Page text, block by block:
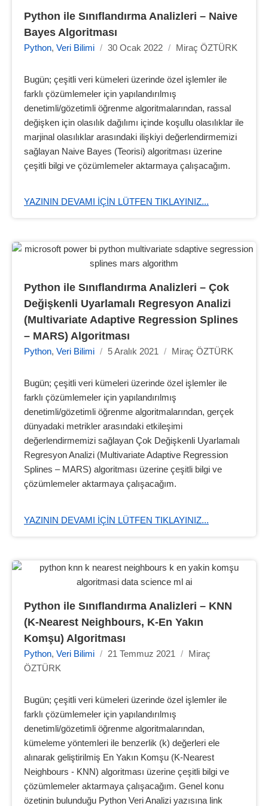
Python ile Sınıflandırma Analizleri – Naive
Bayes Algoritması
Python, Veri Bilimi / 30 Ocak 2022 / Miraç ÖZTÜRK
Bugün; çeşitli veri kümeleri üzerinde özel işlemler ile
farklı çözümlemeler için yapılandırılmış
denetimli/gözetimli öğrenme algoritmalarından, rassal
değişken için olasılık dağılımı içinde koşullu olasılıklar ile
marjinal olasılıklar arasındaki ilişkiyi değerlendirmemizi
sağlayan Naive Bayes (Teorisi) algoritması üzerine
çeşitli bilgi ve çözümlemeler aktarmaya çalışacağım.
YAZININ DEVAMI IÇIN LÜTFEN TIKLAYINIZ...
Python ile Sınıflandırma Analizleri – Çok
Değişkenli Uyarlamalı Regresyon Analizi
(Multivariate Adaptive Regression Splines
– MARS) Algoritması
Python, Veri Bilimi / 5 Aralık 2021 / Miraç ÖZTÜRK
Bugün; çeşitli veri kümeleri üzerinde özel işlemler ile
farklı çözümlemeler için yapılandırılmış
denetimli/gözetimli öğrenme algoritmalarından, gerçek
dünyadaki metrikler arasındaki etkileşimi
değerlendirmemizi sağlayan Çok Değişkenli Uyarlamalı
Regresyon Analizi (Multivariate Adaptive Regression
Splines – MARS) algoritması üzerine çeşitli bilgi ve
çözümlemeler aktarmaya çalışacağım.
YAZININ DEVAMI IÇIN LÜTFEN TIKLAYINIZ...
Python ile Sınıflandırma Analizleri – KNN
(K-Nearest Neighbours, K-En Yakın
Komşu) Algoritması
Python, Veri Bilimi / 21 Temmuz 2021 /
Miraç
ÖZTÜRK
Bugün; çeşitli veri kümeleri üzerinde özel işlemler ile
farklı çözümlemeler için yapılandırılmış
denetimli/gözetimli öğrenme algoritmalarından,
kümeleme yöntemleri ile benzerlik (k) değerleri ele
alınarak geliştirilmiş En Yakın Komşu (K-Nearest
Neighbours - KNN) algoritması üzerine çeşitli bilgi ve
çözümlemeler aktarmaya çalışacağım. Genel konu
özetinin bulunduğu Python Veri Analizi yazısına link